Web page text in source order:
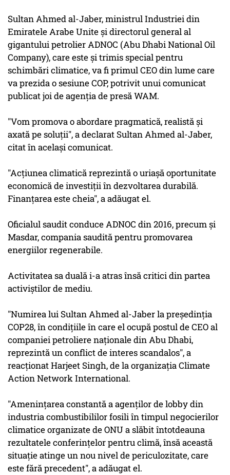
Sultan Ahmed al-Jaber, ministrul Industriei din
Emiratele Arabe Unite şi directorul general al
gigantului petrolier ADNOC (Abu Dhabi National Oil
Company), care este şi trimis special pentru
schimbări climatice, va fi primul CEO din lume care
va prezida o sesiune COP, potrivit unui comunicat
publicat joi de agenţia de presă WAM.
"Vom promova o abordare pragmatică, realistă şi
axată pe soluţii", a declarat Sultan Ahmed al-Jaber,
citat în acelaşi comunicat.
"Acţiunea climatică reprezintă o uriaşă oportunitate
economică de investiţii în dezvoltarea durabilă.
Finanţarea este cheia", a adăugat el.
Oficialul saudit conduce ADNOC din 2016, precum şi
Masdar, compania saudită pentru promovarea
energiilor regenerabile.
Activitatea sa duală i-a atras însă critici din partea
activiştilor de mediu.
"Numirea lui Sultan Ahmed al-Jaber la preşedinţia
COP28, în condiţiile în care el ocupă postul de CEO al
companiei petroliere naţionale din Abu Dhabi,
reprezintă un conflict de interes scandalos", a
reacţionat Harjeet Singh, de la organizaţia Climate
Action Network International.
"Ameninţarea constantă a agenţilor de lobby din
industria combustibililor fosili în timpul negocierilor
climatice organizate de ONU a slăbit întotdeauna
rezultatele conferinţelor pentru climă, însă această
situaţie atinge un nou nivel de periculozitate, care
este fără precedent", a adăugat el.